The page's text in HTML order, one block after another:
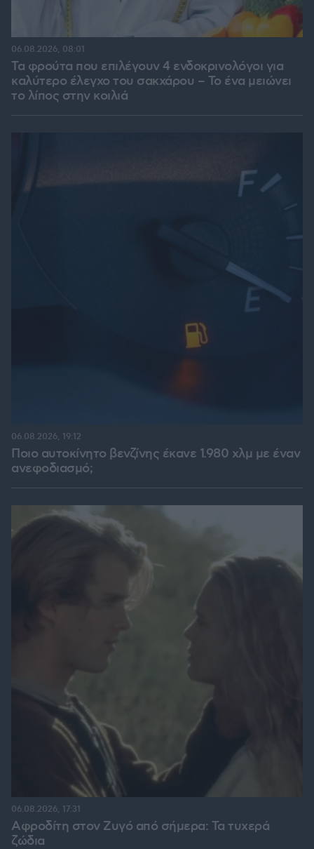
Τα φρούτα που επιλέγουν 4 ενδοκρινολόγοι για
καλύτερο έλεγχο του σακχάρου – Το ένα μειώνει
το λίπος στην κοιλιά
06.08.2026, 08:01
Ποιο αυτοκίνητο βενζίνης έκανε 1.980 χλμ με έναν
ανεφοδιασμό;
06.08.2026, 19:12
Αφροδίτη στον Ζυγό από σήμερα: Τα τυχερά
ζώδια
06.08.2026, 17:31